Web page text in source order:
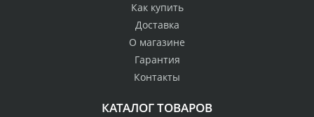
Как купить
Доставка
О магазине
Гарантия
Контакты
КАТАЛОГ ТОВАРОВ